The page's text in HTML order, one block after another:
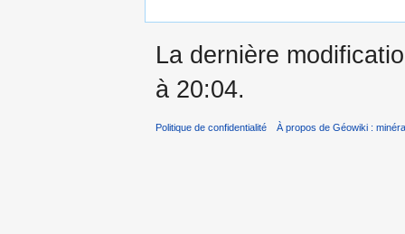
La dernière
à 20:04.
Politique de confidentialité À propos de Géowiki :